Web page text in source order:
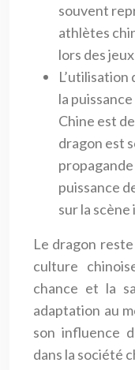
souvent
athlètes
lors des
L’utilisation
la
Chine est
dragon est
puissance
sur la
Le dragon
culture
chance et la
adaptation au
son influence
dans la société